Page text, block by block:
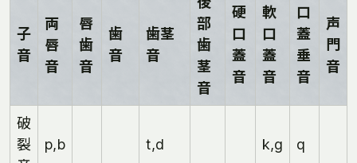
子
音
両
唇
音
唇
歯
音
歯
音
歯茎
音
部
歯
茎
音
硬
口
蓋
音
軟
口
蓋
音
口
蓋
垂
音
声
門
音
破
裂
p,b t,d k,g q